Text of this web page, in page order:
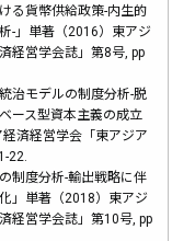
る貨幣供給政策-内生的
-」単著（2016）東アジ
経営学会誌」第8号, pp
治モデルの制度分析-脱
ース型資本主義の成立
済経営学会「東アジア
22.
制度分析-輸出戦略に伴
」単著（2018）東アジ
経営学会誌」第10号, pp